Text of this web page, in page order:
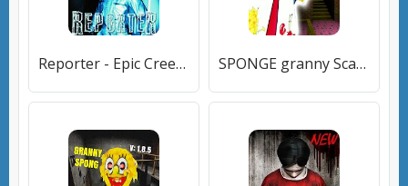
Reporter - Epic Creepy & Scary Horror Game SPONGE granny Scary Yellow Mod: Horror Game